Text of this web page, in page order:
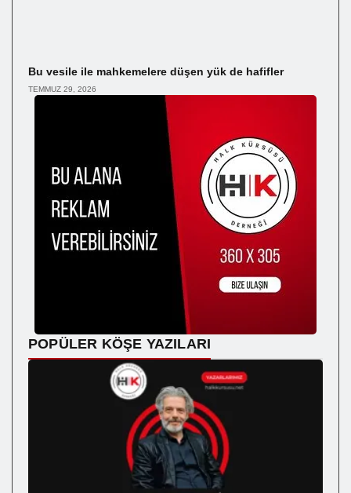
Bu vesile ile mahkemelere düşen yük de hafifler
TEMMUZ 29, 2026
POPÜLER KÖŞE YAZILARI